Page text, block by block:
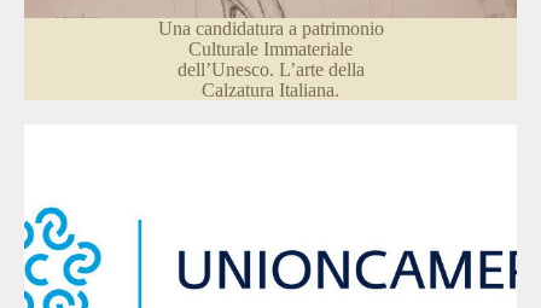
Una candidatura a patrimonio
Culturale Immateriale
dell’Unesco. L’arte della
Calzatura Italiana.